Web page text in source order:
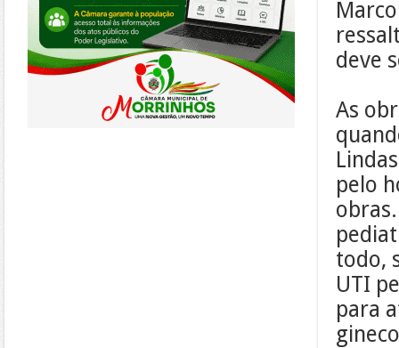
deve
As
pelo
todo,
UTI
para